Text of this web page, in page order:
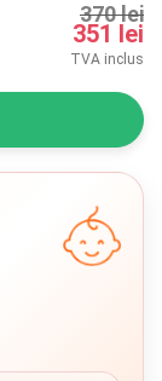
370 lei
351 lei
TVA inclus
3246 lei